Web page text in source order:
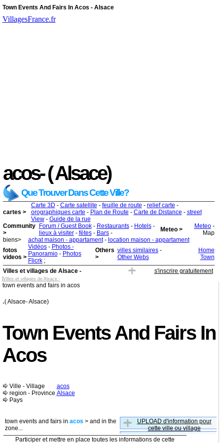
Town Events And Fairs In Acos - Alsace
VillagesFrance.fr
acos- ( Alsace)
Que Trouver Dans Cette Ville?
cartes >
Carte 3D - Carte satellite - feuille de route - relief carte -
orographiques carte - Plan de Route - Carte de Distance - street
View- Guide de la rue
Community
>
Forum / Guest Book- Restaurants- Hotels-
lieux à visiter- fètes- Bars- Meteo > Meteo-
Map
biens>
achat maison - appartament- location maison - appartament
fotos
videos >
Vidéos- Photos -
Panoramio- Photos
Flicrk;
Others
>
villes similaires-
Other Webs
Home
Town
Villes et villages de Alsace -
s'inscrire gratuitement
Villes et villages de Alsace -
town events and fairs in acos
.( Alsace- Alsace)
Town Events And Fairs In
Acos
Ville - Village
acos
region - Province Alsace
Pays
town events and fairs in acos > and in the
zone...
UPLOAD d'information pour
cette ville ou village
Participer et mettre en place toutes les informations de cette